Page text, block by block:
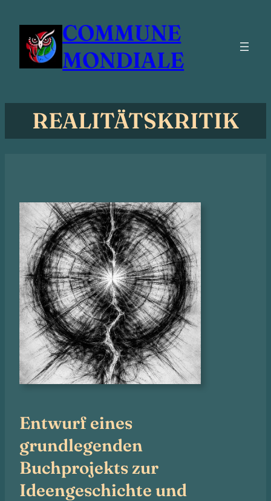
Inhalt
springen
COMMUNE
MONDIALE
REALITÄTSKRITIK
Entwurf eines
grundlegenden
Buchprojekts zur
Ideengeschichte und